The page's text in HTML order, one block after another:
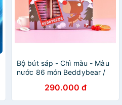
Bộ bút sáp - Chì màu - Màu
nước 86 món Beddybear /
/ bé gái từ 3 tuổi, mầm non /
tiểu học
290.000 đ